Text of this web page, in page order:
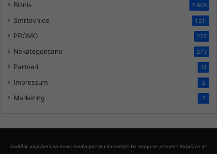
Biznis 2.909
Smrtovnice 1.211
PROMO 278
Nekategorisano 273
Partneri 13
Impressum 2
Marketing 2
Sadržaji objavljeni na news media portalu novikonjic.ba mogu se preuzeti isključivo uz